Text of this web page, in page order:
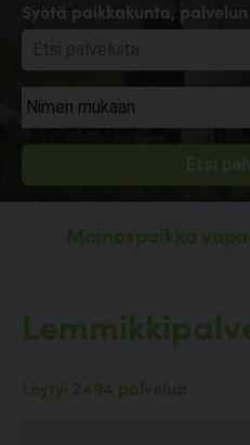
Syötä paikkakunta,
Mainospaikka
Löytyi 2494 palvelua